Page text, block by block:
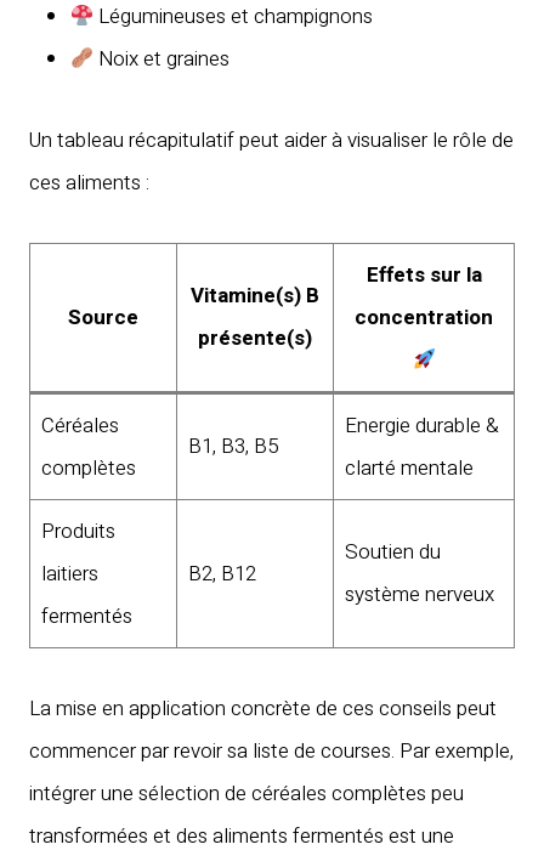
Légumineuses et champignons
Noix et graines
Un tableau récapitulatif peut aider à visualiser le rôle de
ces aliments :
Source
Vitamine(s) B
présente(s)
Effets sur la
concentration
Céréales
complètes
B1, B3, B5
Energie durable &
clarté mentale
Produits
laitiers
fermentés
B2, B12
Soutien du
système nerveux
La mise en application concrète de ces conseils peut
commencer par revoir sa liste de courses. Par exemple,
intégrer une sélection de céréales complètes peu
transformées et des aliments fermentés est une